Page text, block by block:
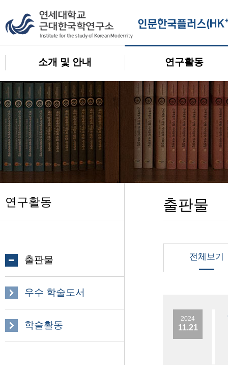
소개 및 안내 연구활동
연구활동
출판물
우수 학술도서
학술활동
출판물
전체보기
2024
11.21